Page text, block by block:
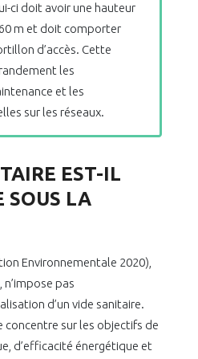
ci doit avoir une hauteur
m et doit comporter
d’accès. Cette
les
et les
sur les réseaux.
EST-IL
SOUS LA
Environnementale 2020),
n’impose pas
d’un vide sanitaire.
sur les objectifs de
d’efficacité énergétique et